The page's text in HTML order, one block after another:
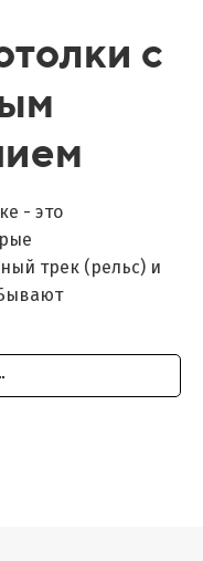
с
- это
трек (рельс) и